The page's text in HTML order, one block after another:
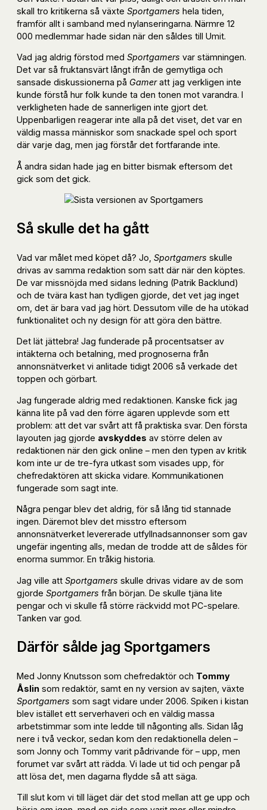
skall tro kritikerna så växte Sportgamers hela tiden,
framför allt i samband med nylanseringarna. Närmre 12
000 medlemmar hade sidan när den såldes till Umit.
Vad jag aldrig förstod med Sportgamers var stämningen.
Det var så fruktansvärt långt ifrån de gemytliga och
sansade diskussionerna på Gameratt jag verkligen inte
kunde förstå hur folk kunde ta den tonen mot varandra. I
verkligheten hade de sannerligen inte gjort det.
Uppenbarligen reagerar inte alla på det viset, det var en
väldig massa människor som snackade spel och sport
där varje dag, men jag förstår det fortfarande inte.
Å andra sidan hade jag en bitter bismak eftersom det
gick som det gick.
Så skulle det ha gått
Vad var målet med köpet då? Jo, Sportgamers skulle
drivas av samma redaktion som satt där när den köptes.
De var missnöjda med sidans ledning (Patrik Backlund)
och de tvära kast han tydligen gjorde, det vet jag inget
om, det är bara vad jag hört. Dessutom ville de ha utökad
funktionalitet och ny design för att göra den bättre.
Det lät jättebra! Jag funderade på procentsatser av
intäkterna och betalning, med prognoserna från
annonsnätverket vi anlitade tidigt 2006 så verkade det
toppen och görbart.
Jag fungerade aldrig med redaktionen. Kanske fick jag
känna lite på vad den förre ägaren upplevde som ett
problem: att det var svårt att få praktiska svar. Den första
layouten jag gjorde avskyddes av större delen av
redaktionen när den gick online – men den typen av kritik
kom inte ur de tre-fyra utkast som visades upp, för
chefredaktören att skicka vidare. Kommunikationen
fungerade som sagt inte.
Några pengar blev det aldrig, för så lång tid stannade
ingen. Däremot blev det misstro eftersom
annonsnätverket levererade utfyllnadsannonser som gav
ungefär ingenting alls, medan de trodde att de såldes för
enorma summor. En tråkig historia.
Jag ville att Sportgamers skulle drivas vidare av de som
gjorde Sportgamers från början. De skulle tjäna lite
pengar och vi skulle få större räckvidd mot PC-spelare.
Tanken var god.
Därför sålde jag Sportgamers
Med Jonny Knutsson som chefredaktör och Tommy
Åslin som redaktör, samt en ny version av sajten, växte
Sportgamers som sagt vidare under 2006. Spiken i kistan
blev istället ett serverhaveri och en väldig massa
arbetstimmar som inte ledde till någonting alls. Sidan låg
nere i två veckor, sedan kom den redaktionella delen –
som Jonny och Tommy varit pådrivande för – upp, men
forumet var svårt att rädda. Vi lade ut tid och pengar på
att lösa det, men dagarna flydde så att säga.
Till slut kom vi till läget där det stod mellan att ge upp och